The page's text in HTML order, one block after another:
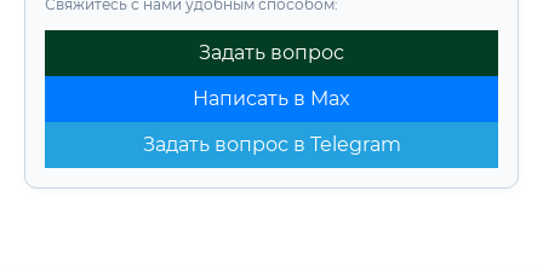
Свяжитесь с нами удобным способом:
Задать вопрос
Написать в Max
Задать вопрос в Telegram